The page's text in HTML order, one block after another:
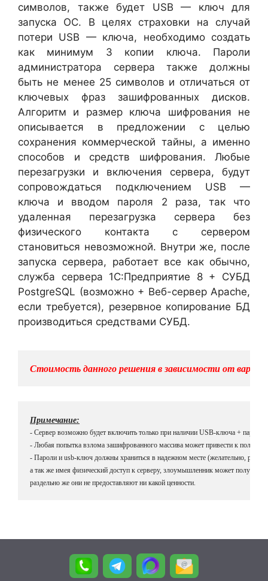
символов, также будет USB — ключ для
запуска ОС. В целях страховки на случай
потери USB — ключа, необходимо создать
как минимум 3 копии ключа. Пароли
администратора сервера также должны
быть не менее 25 символов и отличаться от
ключевых фраз зашифрованных дисков.
Алгоритм и размер ключа шифрования не
описывается в предложении с целью
сохранения коммерческой тайны, а именно
способов и средств шифрования. Любые
перезагрузки и включения сервера, будут
сопровождаться подключением USB —
ключа и вводом пароля 2 раза, так что
удаленная перезагрузка сервера без
физического контакта с сервером
становиться невозможной. Внутри же, после
запуска сервера, работает все как обычно,
служба сервера 1С:Предприятие 8 + СУБД
PostgreSQL (возможно + Веб-сервер Apache,
если требуется), резервное копирование БД
производиться средствами СУБД.
Стоимость данного решения в зависимости от
Примечание:
- Сервер возможно будет включить только при наличии USB-ключа +
- Любая попытка взлома зашифрованного массива может привести к полной
- Пароли и usb-ключ должны храниться в надежном месте (желательно,
а так же имея физический доступ к серверу, злоумышленник может получить
раздельно же они не предоставляют ни какой ценности.